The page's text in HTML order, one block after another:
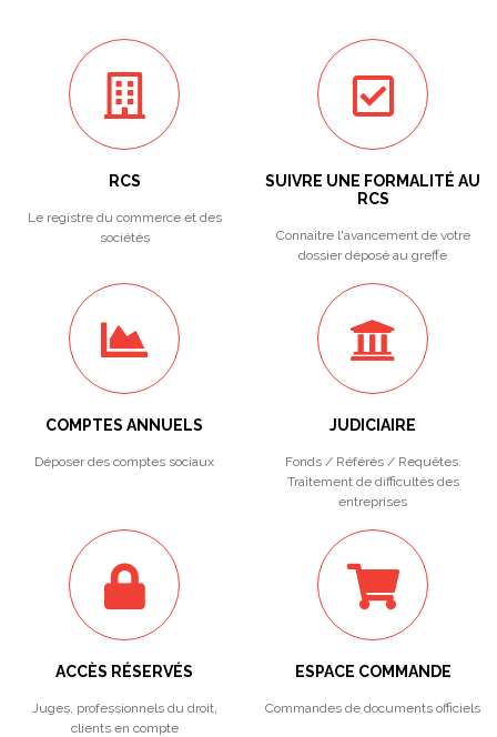
RCS
Le registre du commerce et des
sociétés
SUIVRE UNE FORMALITÉ AU
RCS
Connaitre l'avancement de votre
dossier déposé au greffe
COMPTES ANNUELS
Déposer des comptes sociaux
JUDICIAIRE
Fonds / Référés / Requêtes.
Traitement de difficultés des
entreprises
ACCÈS RÉSERVÉS
Juges, professionnels du droit,
clients en compte
ESPACE COMMANDE
Commandes de documents officiels